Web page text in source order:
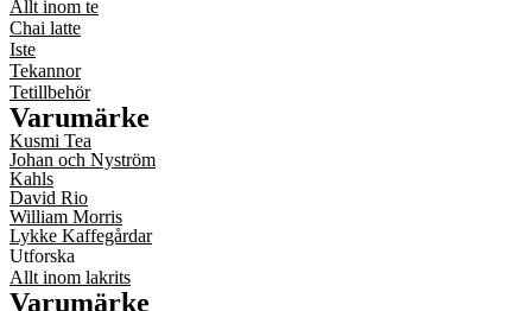
Allt inom te
Chai latte
Iste
Tekannor
Tetillbehör
Varumärke
Kusmi Tea
Johan och Nyström
Kahls
David Rio
William Morris
Lykke Kaffegårdar
Utforska
Allt inom lakrits
Varumärke